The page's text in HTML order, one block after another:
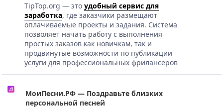
TipTop.org — это удобный сервис для
заработка, где заказчики размещают
оплачиваемые проекты и задания. Система
позволяет начать работу с выполнения
простых заказов как новичкам, так и
продвинутые возможности по публикации
услуги для профессиональных фрилансеров
МоиПесни.РФ — Поздравьте близких
персональной песней